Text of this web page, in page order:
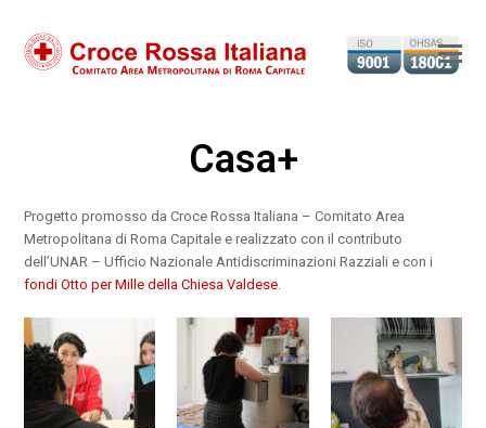
Casa+
Progetto promosso da Croce Rossa Italiana – Comitato Area
Metropolitana di Roma Capitale e realizzato con il contributo
dell’UNAR – Ufficio Nazionale Antidiscriminazioni Razziali e con i
fondi Otto per Mille della Chiesa Valdese.